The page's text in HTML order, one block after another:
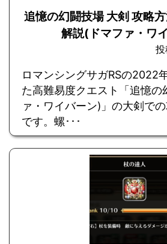
追憶の幻闘技場 大剣 攻略
解説(ドマファ・ワ
ロマンシングサガRSの2022
た高難易度クエスト「追憶の
ァ・ワイバーン)」の大剣で
です。螺･･･